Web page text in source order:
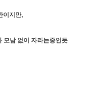
이지만,
모남 없이 자라는중인듯